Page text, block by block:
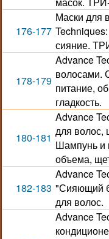
176-177
Маски для
сияние.
178-179
Advance
волосами.
питание,
гладкость.
180-181
Advance
для волос,
Шампунь и
объема,
182-183
Advance
"Сияющий
для волос.
Advance